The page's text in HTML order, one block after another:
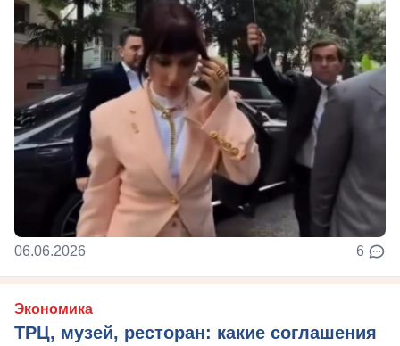
06.06.2026 6
Экономика
ТРЦ, музей, ресторан: какие соглашения